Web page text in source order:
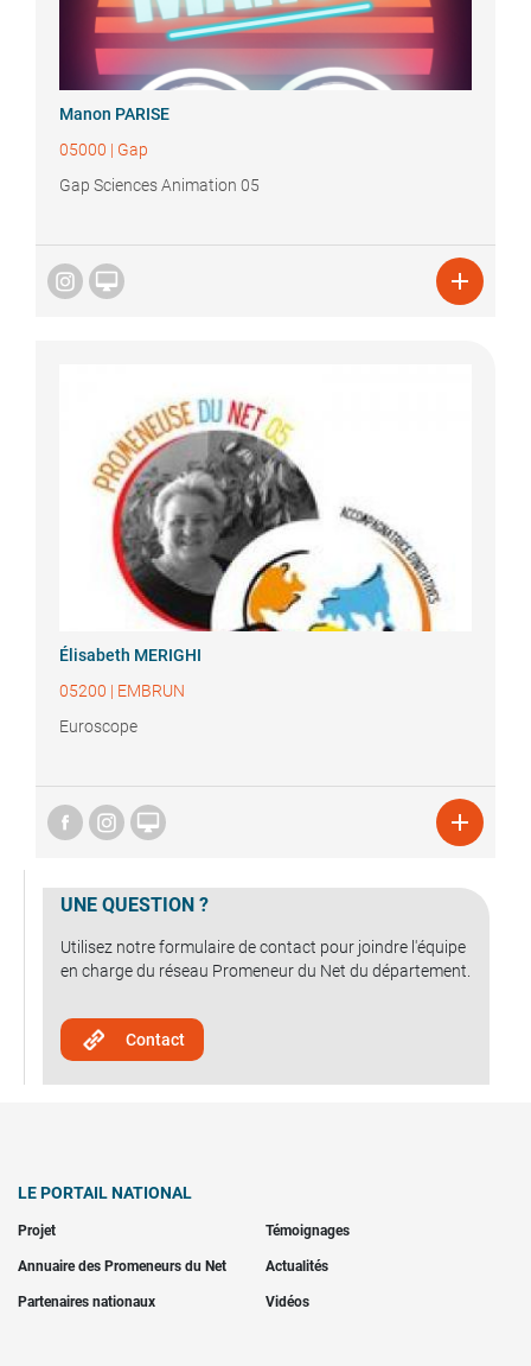
Manon PARISE
05000 | Gap
Gap Sciences Animation 05
 
Élisabeth MERIGHI
05200 | EMBRUN
Euroscope
 
UNE QUESTION ?
Utilisez notre formulaire de contact pour joindre l'équipe
en charge du réseau Promeneur du Net du département.
Contact
LE PORTAIL NATIONAL
Projet Témoignages
Annuaire des Promeneurs du Net Actualités
Partenaires nationaux Vidéos